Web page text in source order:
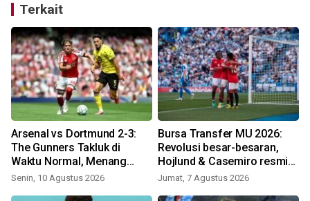
Terkait
Arsenal vs Dortmund 2-3:
The Gunners Takluk di
Waktu Normal, Menang
Drama Adu Penalti!
Senin, 10 Agustus 2026
Bursa Transfer MU 2026:
Revolusi besar-besaran,
Hojlund & Casemiro resmi
didepak!
Jumat, 7 Agustus 2026